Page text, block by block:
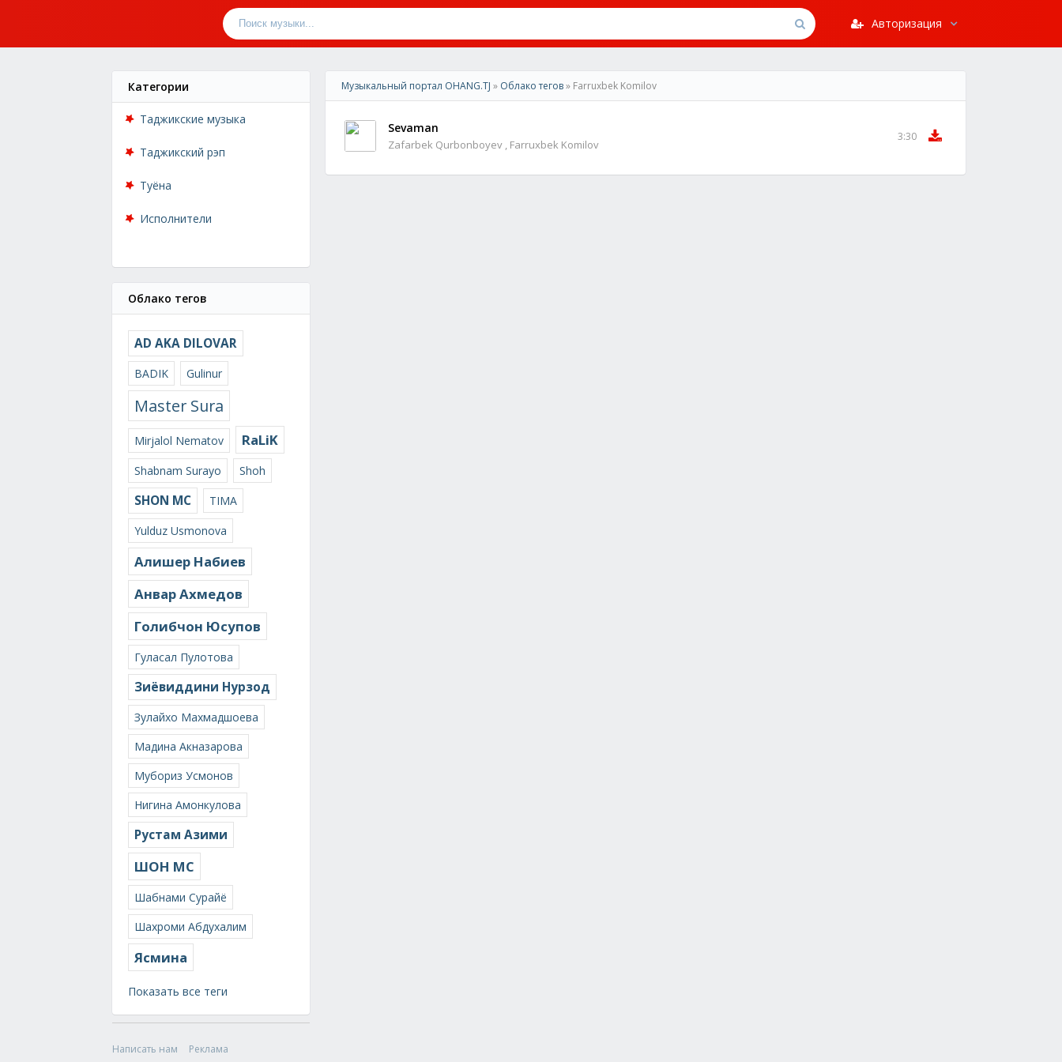
Авторизация
Категории
Таджикские музыка
Таджикский рэп
Туёна
Исполнители
Облако тегов
AD AKA DILOVAR
BADIK Gulinur
Master Sura
Mirjalol Nematov RaLiK
Shabnam Surayo Shoh
SHON MC
TIMA
Yulduz Usmonova
Алишер Набиев
Анвар Ахмедов
Голибчон Юсупов
Гуласал Пулотова
Зиёвиддини Нурзод
Зулайхо Махмадшоева
Мадина Акназарова
Мубориз Усмонов
Нигина Амонкулова
Рустам Азими
ШОН МС
Шабнами Сурайё
Шахроми Абдухалим
Ясмина
Показать все теги
Написать нам
Реклама
Музыкальный портал OHANG.TJ » Облако тегов» Farruxbek Komilov
Sevaman
Zafarbek Qurbonboyev , Farruxbek Komilov
3:30